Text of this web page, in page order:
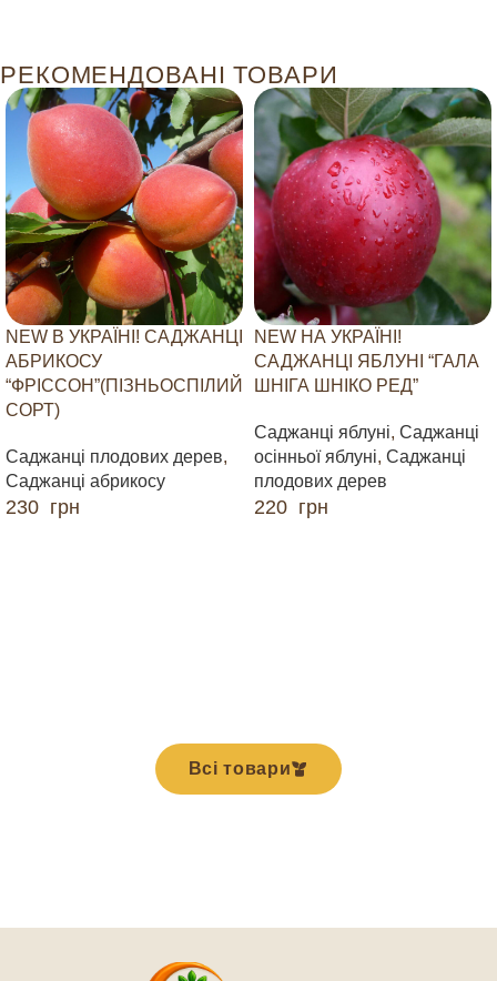
РЕКОМЕНДОВАНІ ТОВАРИ
NEW В УКРАЇНІ! САДЖАНЦІ
АБРИКОСУ
“ФРІССОН”(ПІЗНЬОСПІЛИЙ
СОРТ)
Саджанці плодових дерев,
Саджанці абрикосу
230 грн
NEW НА УКРАЇНІ!
САДЖАНЦІ ЯБЛУНІ “ГАЛА
ШНІГА ШНІКО РЕД”
Саджанці яблуні, Саджанці
осінньої яблуні, Саджанці
плодових дерев
220 грн
Всі товари